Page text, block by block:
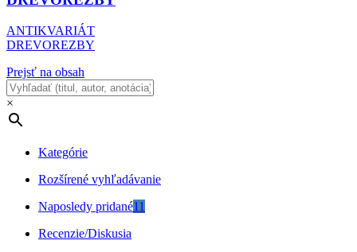
ANTIKVARIÁT
DREVOREZBY
Prejsť na obsah
×
Kategórie
Rozšírené vyhľadávanie
Naposledy pridané11
Recenzie/Diskusia